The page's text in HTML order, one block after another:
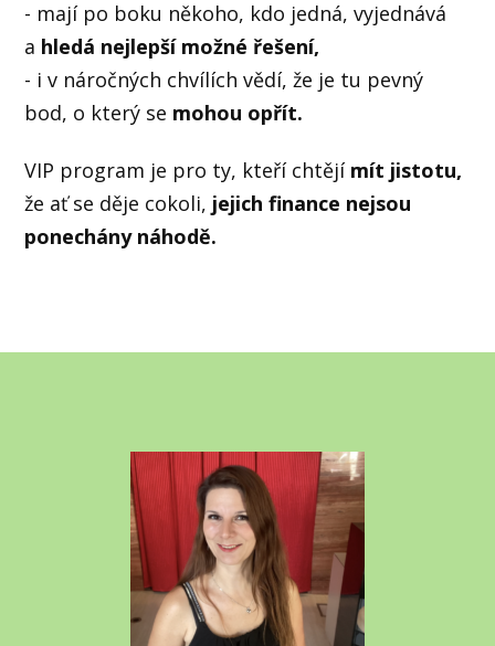
- mají po boku někoho, kdo jedná, vyjednává
a hledá nejlepší možné řešení,
- i v náročných chvílích vědí, že je tu pevný
bod, o který se mohou opřít.
VIP program je pro ty, kteří chtějí mít jistotu,
že ať se děje cokoli, jejich finance nejsou
ponechány náhodě.